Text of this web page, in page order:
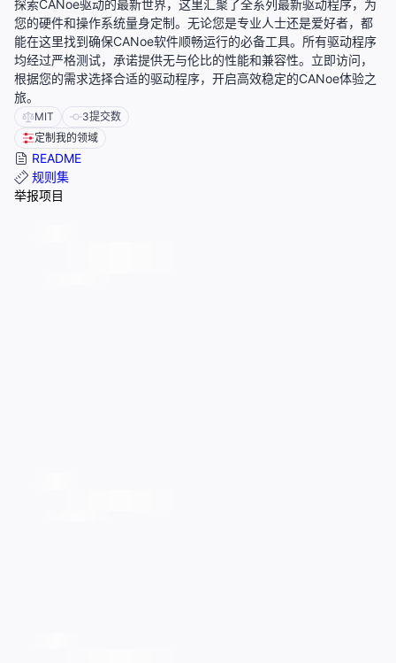
探索CANoe驱动的最新世界，这里汇聚了全系列最新驱动程序，为
您的硬件和操作系统量身定制。无论您是专业人士还是爱好者，都
能在这里找到确保CANoe软件顺畅运行的必备工具。所有驱动程序
均经过严格测试，承诺提供无与伦比的性能和兼容性。立即访问，
根据您的需求选择合适的驱动程序，开启高效稳定的CANoe体验之
旅。
MIT 3提交数
定制我的领域
README
规则集
举报项目